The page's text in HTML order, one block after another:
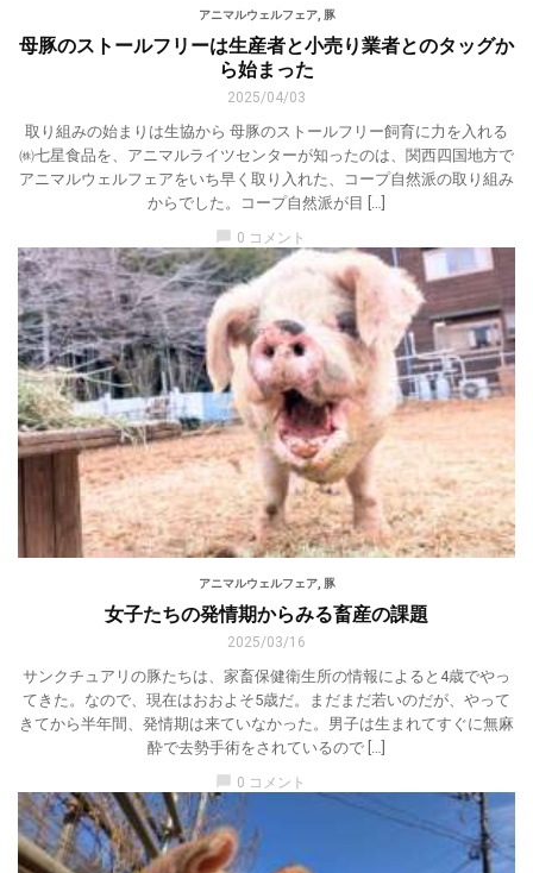
アニマルウェルフェア, 豚
母豚のストールフリーは生産者と小売り業者とのタッグか
ら始まった
2025/04/03
取り組みの始まりは生協から 母豚のストールフリー飼育に力を入れる
㈱七星食品を、アニマルライツセンターが知ったのは、関西四国地方で
アニマルウェルフェアをいち早く取り入れた、コープ自然派の取り組み
からでした。コープ自然派が目 […]
0 コメント
アニマルウェルフェア, 豚
女子たちの発情期からみる畜産の課題
2025/03/16
サンクチュアリの豚たちは、家畜保健衛生所の情報によると4歳でやっ
てきた。なので、現在はおおよそ5歳だ。まだまだ若いのだが、やって
きてから半年間、発情期は来ていなかった。男子は生まれてすぐに無麻
酔で去勢手術をされているので […]
chat_bubble 0 コメント